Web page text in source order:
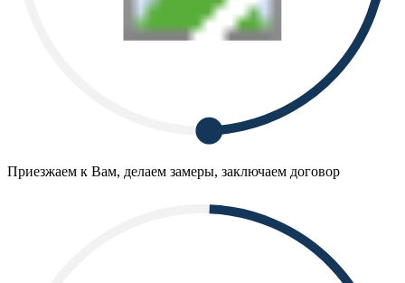
Приезжаем к Вам, делаем замеры, заключаем договор